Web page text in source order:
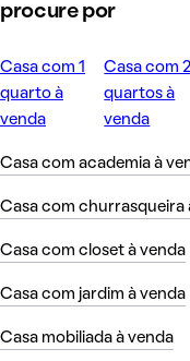
procure por
Casa com 1
quarto à
venda
Casa com 2
quartos à
venda
Casa com academia à
Casa com churrasqueira
Casa com closet à venda
Casa com jardim à venda
Casa mobiliada à venda